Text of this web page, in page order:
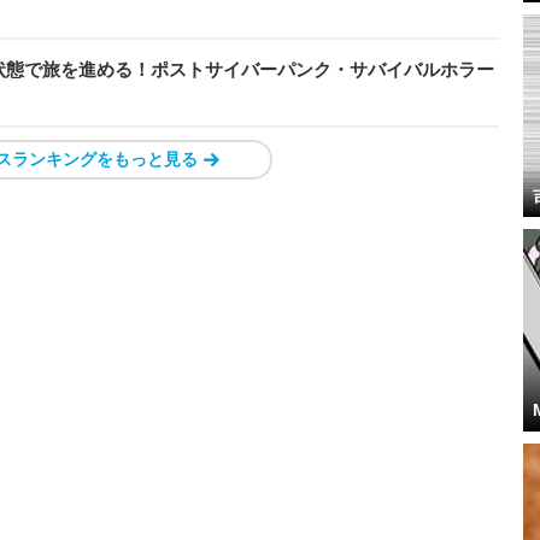
で旅を進める！ポストサイバーパンク・サバイバルホラー
ランキングをもっと見る